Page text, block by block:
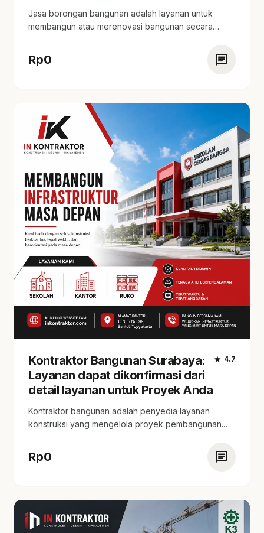
Jasa borongan bangunan adalah layanan untuk
membangun atau merenovasi bangunan secara
Rp0 chat
Kontraktor Bangunan Surabaya:
Layanan dapat dikonfirmasi dari
detail layanan untuk Proyek Anda
star 4.7
Kontraktor bangunan adalah penyedia layanan
konstruksi yang mengelola proyek pembangunan.
Rp0 chat